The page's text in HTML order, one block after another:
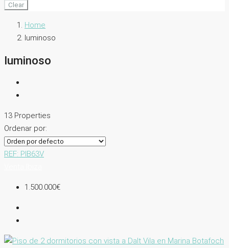
Clear
Home
luminoso
luminoso
13 Properties
Ordenar por:
REF: PIB63V
1.500.000€